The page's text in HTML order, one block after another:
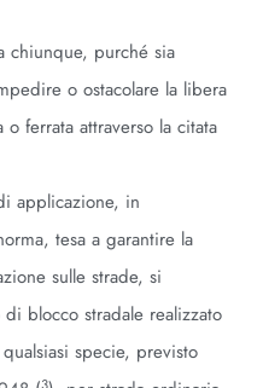
chiunque, purché sia
o ostacolare la libera
ferrata attraverso la citata
applicazione, in
tesa a garantire la
sulle strade, si
blocco stradale realizzato
specie, previsto